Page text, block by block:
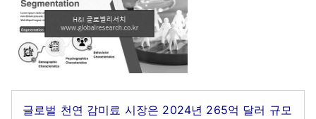
글로벌 천연 감미료 시장은 2024년 265억 달러 규모